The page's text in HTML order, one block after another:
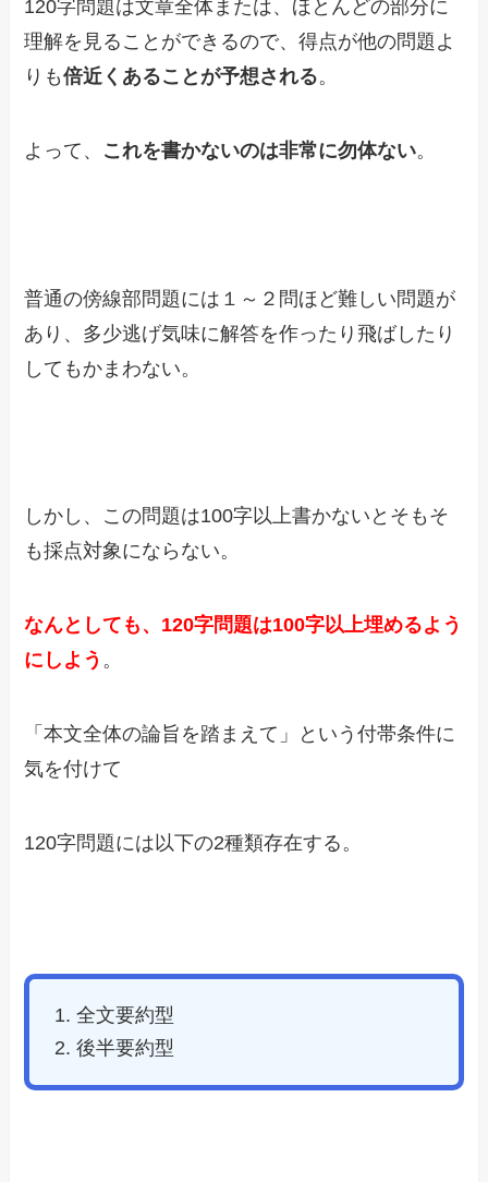
120字問題は文章全体または、ほとんどの部分に
理解を見ることができるので、得点が他の問題よ
りも倍近くあることが予想される。
よって、 これを書かないのは非常に勿体ない。
普通の傍線部問題には１～２問ほど難しい問題が
あり、多少逃げ気味に解答を作ったり飛ばしたり
してもかまわない。
しかし、この問題は100字以上書かないとそもそ
も採点対象にならない。
なんとしても、120字問題は100字以上埋めるよう
にしよう 。
「本文全体の論旨を踏まえて」という付帯条件に
気を付けて
120字問題には以下の2種類存在する。
全文要約型
後半要約型